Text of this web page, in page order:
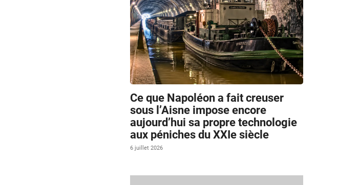
Ce que Napoléon a fait creuser
sous l’Aisne impose encore
aujourd’hui sa propre technologie
aux péniches du XXIe siècle
6 juillet 2026